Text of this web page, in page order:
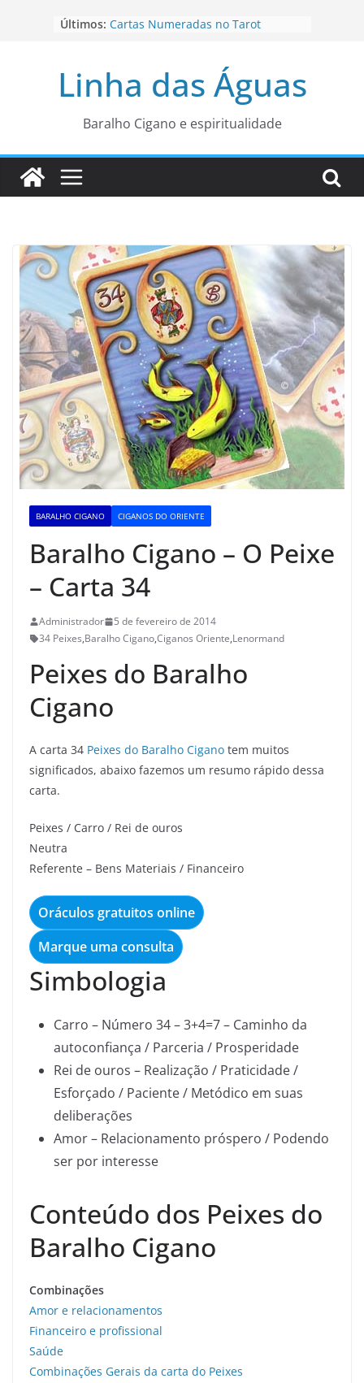
Últimos: Cartas Numeradas no Tarot
para está fase
Os Naipes no Tarot
Cartas da Corte no Tarot
Linha das Águas
Baralho Cigano e espiritualidade
BARALHO CIGANO CIGANOS DO ORIENTE
Baralho Cigano – O Peixe
– Carta 34
Administrador
5 de fevereiro de 2014
34 Peixes,Baralho Cigano,Ciganos Oriente,Lenormand
Peixes do Baralho
Cigano
A carta 34 Peixes do Baralho Cigano tem muitos
significados, abaixo fazemos um resumo rápido dessa
carta.
Peixes / Carro / Rei de ouros
Neutra
Referente – Bens Materiais / Financeiro
Oráculos gratuitos online
Marque uma consulta
Simbologia
Carro – Número 34 – 3+4=7 – Caminho da
autoconfiança / Parceria / Prosperidade
Rei de ouros – Realização / Praticidade /
Esforçado / Paciente / Metódico em suas
deliberações
Amor – Relacionamento próspero / Podendo
ser por interesse
Conteúdo dos Peixes do
Baralho Cigano
Combinações
Amor e relacionamentos
Financeiro e profissional
Saúde
Combinações Gerais da carta do Peixes